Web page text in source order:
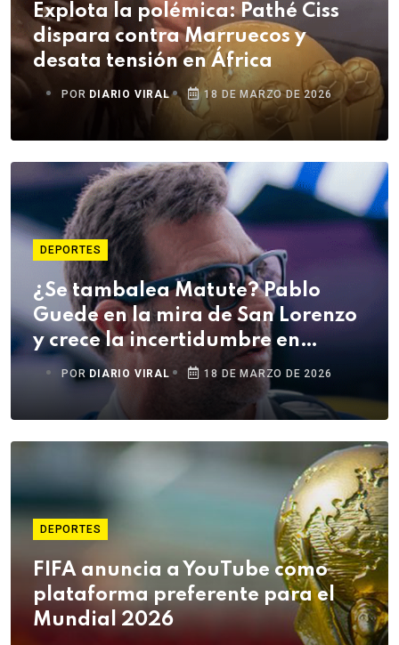
Explota la polémica: Pathé Ciss
dispara contra Marruecos y
desata tensión en África
POR DIARIO VIRAL 18 DE MARZO DE 2026
DEPORTES
¿Se tambalea Matute? Pablo
Guede en la mira de San Lorenzo
y crece la incertidumbre en
Alianza Lima
POR DIARIO VIRAL 18 DE MARZO DE 2026
DEPORTES
FIFA anuncia a YouTube como
plataforma preferente para el
Mundial 2026